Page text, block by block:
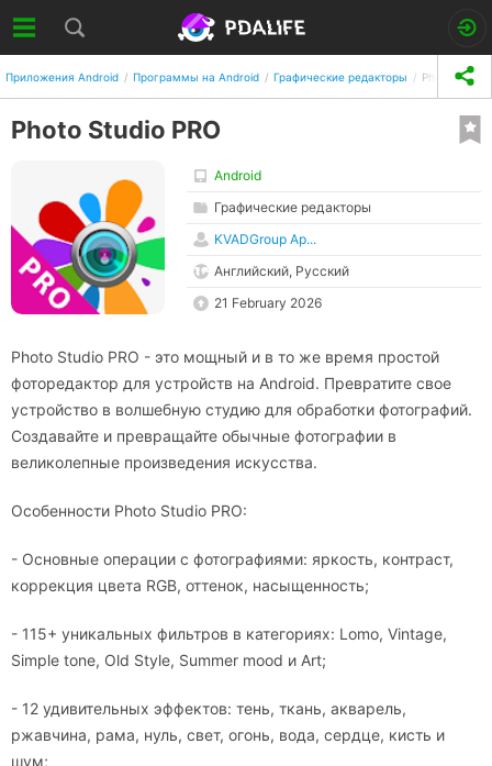
Приложения Android Программы на Android Графические редакторы Photo Studio
Photo Studio PRO
Android
Графические редакторы
KVADGroup Ap...
Английский, Русский
21 February 2026
Photo Studio PRO - это мощный и в то же время простой
фоторедактор для устройств на Android. Превратите свое
устройство в волшебную студию для обработки фотографий.
Создавайте и превращайте обычные фотографии в
великолепные произведения искусства.
Особенности Photo Studio PRO:
- Основные операции с фотографиями: яркость, контраст,
коррекция цвета RGB, оттенок, насыщенность;
- 115+ уникальных фильтров в категориях: Lomo, Vintage,
Simple tone, Old Style, Summer mood и Art;
- 12 удивительных эффектов: тень, ткань, акварель,
ржавчина, рама, нуль, свет, огонь, вода, сердце, кисть и
шум;